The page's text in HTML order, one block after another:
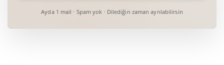
Ayda 1 mail · Spam yok · Dilediğin zaman ayrılabilirsin